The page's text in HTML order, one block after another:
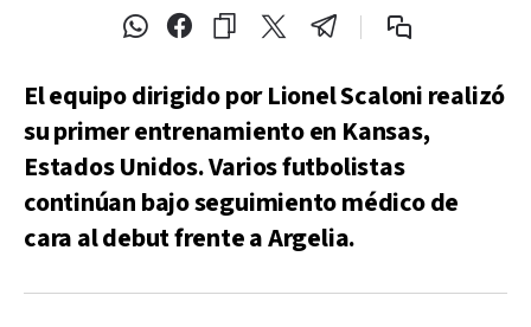
El equipo dirigido por Lionel Scaloni realizó
su primer entrenamiento en Kansas,
Estados Unidos. Varios futbolistas
continúan bajo seguimiento médico de
cara al debut frente a Argelia.